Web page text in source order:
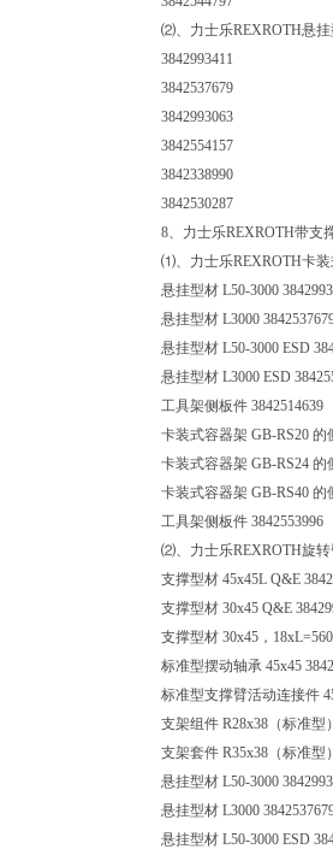
⑵、力士乐REXROTH悬挂
3842993411
3842537679
3842993063
3842554157
3842338990
3842530287
8、力士乐REXROTH带支
⑴、力士乐REXROTH卡
悬挂型材 L50-3000
悬挂型材 L3000
悬挂型材 L50-3000 ESD
悬挂型材 L3000 ESD
工具架侧板件 3842514639
卡装式容器架 GB-RS20 的
卡装式容器架 GB-RS24 的
卡装式容器架 GB-RS40 的
工具架侧板件 3842553996
⑵、力士乐REXROTH旋
支撑型材 45x45L Q&E
支撑型材 30x45 Q&E
支撑型材 30x45，
标准型摆动轴承 45x45
标准型支撑臂活动连接件
支架组件 R28x38（标准型
支架套件 R35x38（标准型
悬挂型材 L50-3000
悬挂型材 L3000
悬挂型材 L50-3000 ESD